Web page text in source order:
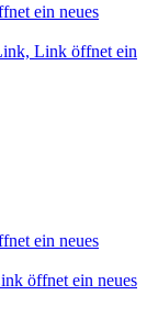
ein neues
Link öffnet ein
ein neues
öffnet ein neues